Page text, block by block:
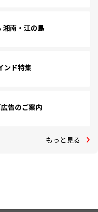
湘南・江の島
ンド特集
告のご案内
もっと見る